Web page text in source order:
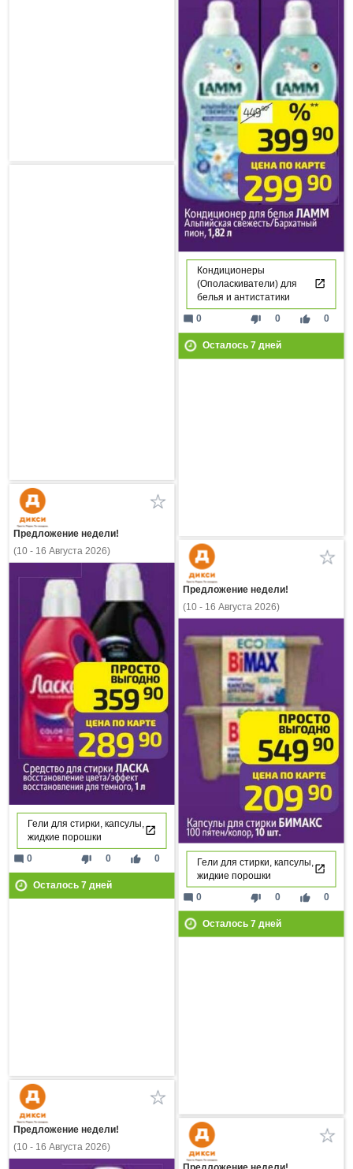
Кондиционеры
(Ополаскиватели) для
белья и антистатики
thumb_down 0 thumb_up 0
mode_comment 0
Осталось 7дней
Предложение недели!
(10 - 16 Августа 2026)
Гели для стирки, капсулы,
жидкие порошки
thumb_down 0 thumb_up 0
mode_comment 0
Осталось 7дней
Предложение недели!
(10 - 16 Августа 2026)
Гели для стирки, капсулы,
жидкие порошки
thumb_down 0 thumb_up 0
mode_comment 0
Осталось 7дней
Предложение недели!
(10 - 16 Августа 2026)